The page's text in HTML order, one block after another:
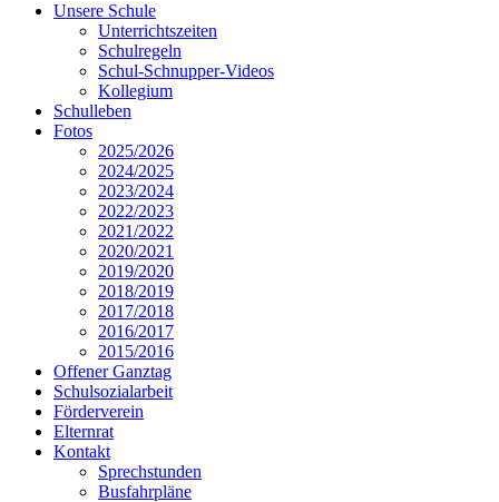
Unsere Schule
Unterrichtszeiten
Schulregeln
Schul-Schnupper-Videos
Kollegium
Schulleben
Fotos
2025/2026
2024/2025
2023/2024
2022/2023
2021/2022
2020/2021
2019/2020
2018/2019
2017/2018
2016/2017
2015/2016
Offener Ganztag
Schulsozialarbeit
Förderverein
Elternrat
Kontakt
Sprechstunden
Busfahrpläne